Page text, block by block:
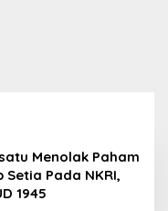
Menolak Paham
Pada NKRI,
1945